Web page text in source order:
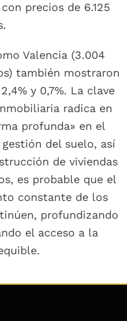
precios de 6.125
Valencia (3.004
también mostraron
y 0,7%. La clave
radica en
profunda» en el
del suelo, así
de viviendas
es probable que el
constante de los
profundizando
el acceso a la